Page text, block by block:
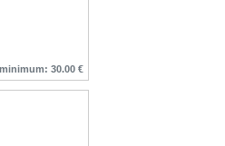
minimum: 30.00 €